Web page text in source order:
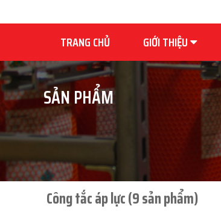
TRANG CHỦ GIỚI THIỆU
SẢN PHẨM
Công tắc áp lực (9 sản phẩm)